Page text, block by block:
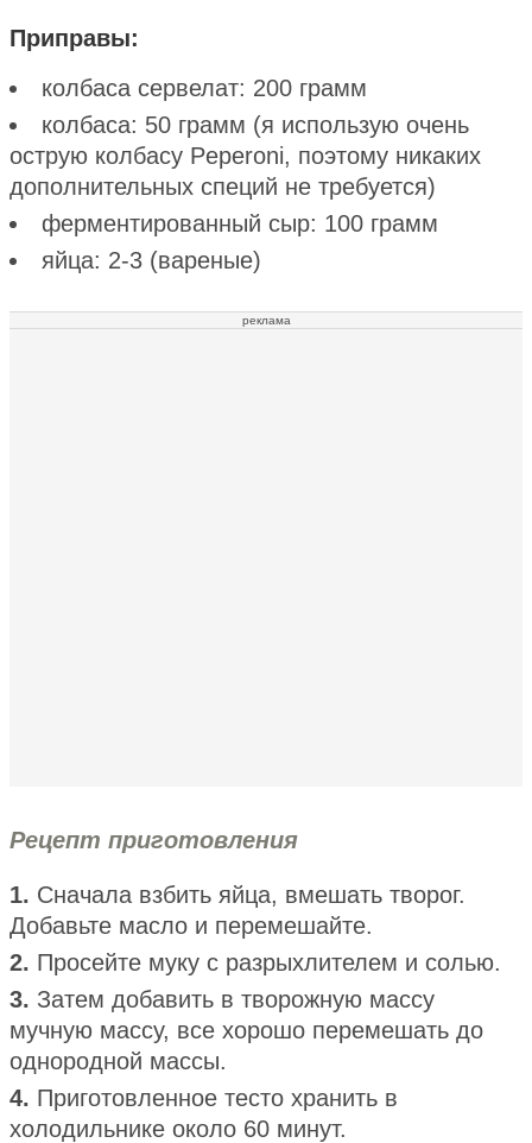
Приправы:
колбаса сервелат: 200 грамм
колбаса: 50 грамм (я использую очень
острую колбасу Peperoni, поэтому никаких
дополнительных специй не требуется)
ферментированный сыр: 100 грамм
яйца: 2-3 (вареные)
реклама
Рецепт приготовления
1. Сначала взбить яйца, вмешать творог.
Добавьте масло и перемешайте.
2. Просейте муку с разрыхлителем и солью.
3. Затем добавить в творожную массу
мучную массу, все хорошо перемешать до
однородной массы.
4. Приготовленное тесто хранить в
холодильнике около 60 минут.